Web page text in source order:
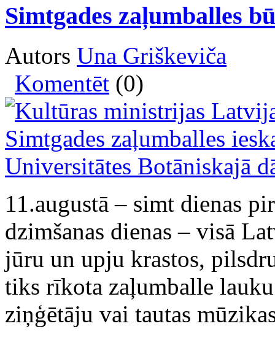
Simtgades zaļumballes
Autors Una Griškeviča
Komentēt (0)
11.augustā – simt dienas
dzimšanas dienas – visā
jūru un upju krastos,
tiks rīkota zaļumballe
ziņģētāju vai tautas